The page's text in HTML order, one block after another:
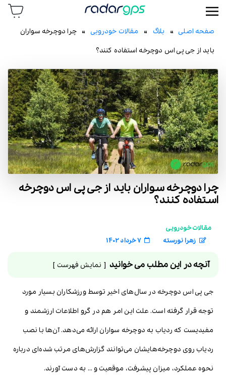
رادار جی پی اس
صفحه اصلی» بلاگ » مقالات خودرویی » چرا دوچرخه سواران
باید از جی پی اس دوچرخه استفاده کنند؟
چرا دوچرخه سواران باید از جی پی اس دوچرخه
استفاده کنند؟
مقالات خودرویی
زهرا نورسته
7 خرداد 1402
آنچه در این مطلب می خوانید نمایش فهرست
جی پی اس دوچرخه در سال‌های اخیر توسط ورزشکاران بسیار مورد
توجه قرار گرفته است. علت این امر هم در گرو اطلاعات ارزشمند و
مفیدیست که ردیاب به دوچرخه سواران ارائه می‌دهد. آن‌ها با نصب
ردیاب روی دوچرخه‌هایشان می‌توانند گزارش‌های مرتب شده‌ای درباره
نحوه عملکرد، میزان پیشرفت، موقعیت و … به دست آورند.